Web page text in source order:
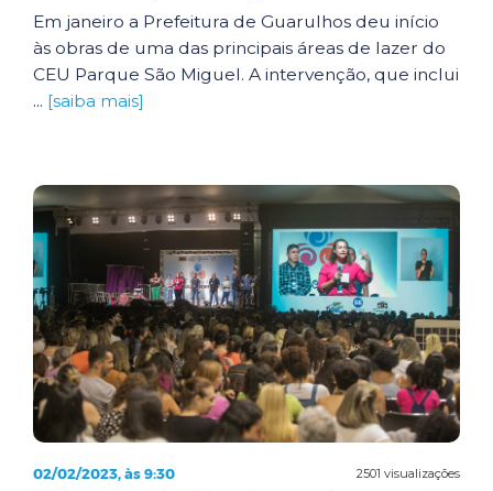
Em janeiro a Prefeitura de Guarulhos deu início
às obras de uma das principais áreas de lazer do
CEU Parque São Miguel. A intervenção, que inclui
... [saiba mais]
2501 visualizações
02/02/2023, às 9:30